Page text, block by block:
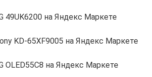
49UK6200 на Яндекс Маркете
KD-65XF9005 на Яндекс Маркете
OLED55C8 на Яндекс Маркете